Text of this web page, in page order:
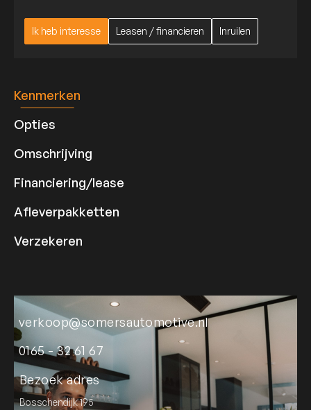
Ik heb interesse
Ik heb interesse
Leasen / financieren
Leasen / financieren
Inruilen
Inruilen
Kenmerken
Opties
Omschrijving
Financiering/lease
Afleverpakketten
Verzekeren
verkoop@somersautomotive.nl
0165 - 32 61 67
Bezoek adres
Bosschendijk 195